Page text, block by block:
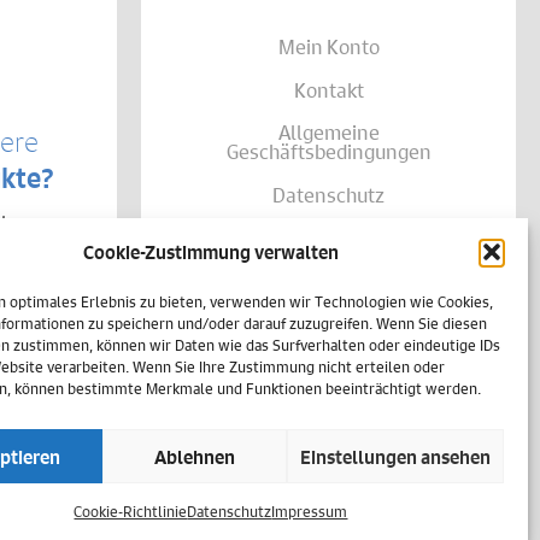
Cookie-Zustimmung verwalten
optimales Erlebnis zu bieten, verwenden wir Technologien wie Cookies,
zu speichern und/oder darauf zuzugreifen. Wenn Sie diesen
zustimmen, können wir Daten wie das Surfverhalten oder eindeutige IDs
verarbeiten. Wenn Sie Ihre Zustimmung nicht erteilen oder
können bestimmte Merkmale und Funktionen beeinträchtigt werden.
Ablehnen Einstellungen ansehen
Cookie-RichtlinieDatenschutzImpressum
von
Ihrer
Mein Konto
Kontakt
Allgemeine
Geschäftsbedingungen
Datenschutz
Versand & Lieferung
Impressum
Vertrag widerrufen